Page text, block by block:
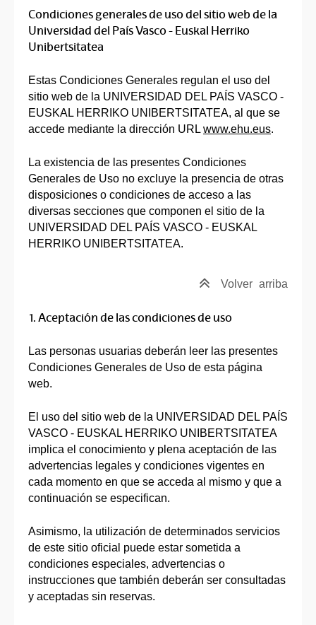
Condiciones generales de uso del sitio web de la
Universidad del País Vasco - Euskal Herriko
Unibertsitatea
Estas Condiciones Generales regulan el uso del
sitio web de la UNIVERSIDAD DEL PAÍS VASCO -
EUSKAL HERRIKO UNIBERTSITATEA, al que se
accede mediante la dirección URL www.ehu.eus.
La existencia de las presentes Condiciones
Generales de Uso no excluye la presencia de otras
disposiciones o condiciones de acceso a las
diversas secciones que componen el sitio de la
UNIVERSIDAD DEL PAÍS VASCO - EUSKAL
HERRIKO UNIBERTSITATEA.
Volver arriba
1. Aceptación de las condiciones de uso
Las personas usuarias deberán leer las presentes
Condiciones Generales de Uso de esta página
web.
El uso del sitio web de la UNIVERSIDAD DEL PAÍS
VASCO - EUSKAL HERRIKO UNIBERTSITATEA
implica el conocimiento y plena aceptación de las
advertencias legales y condiciones vigentes en
cada momento en que se acceda al mismo y que a
continuación se especifican.
Asimismo, la utilización de determinados servicios
de este sitio oficial puede estar sometida a
condiciones especiales, advertencias o
instrucciones que también deberán ser consultadas
y aceptadas sin reservas.